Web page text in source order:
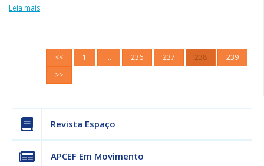
Leia mais
<< 1 … 236 237 238
239
>>
Revista Espaço
APCEF Em Movimento